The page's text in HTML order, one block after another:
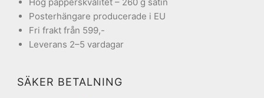
Posterhängare producerade i EU
Fri frakt från 599,-
Leverans 2–5 vardagar
SÄKER BETALNING